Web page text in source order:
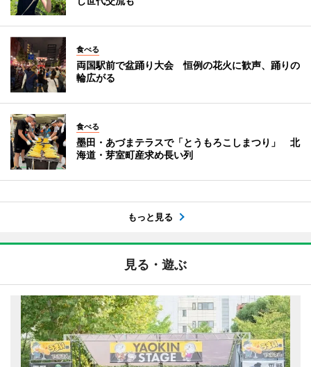
食べる
両国駅前で盆踊り大会 恒例の花火に歓声、踊りの
輪広がる
食べる
墨田・あづまテラスで「とうもろこしまつり」 北
海道・芽室町産求め長い列
もっと見る
見る・遊ぶ